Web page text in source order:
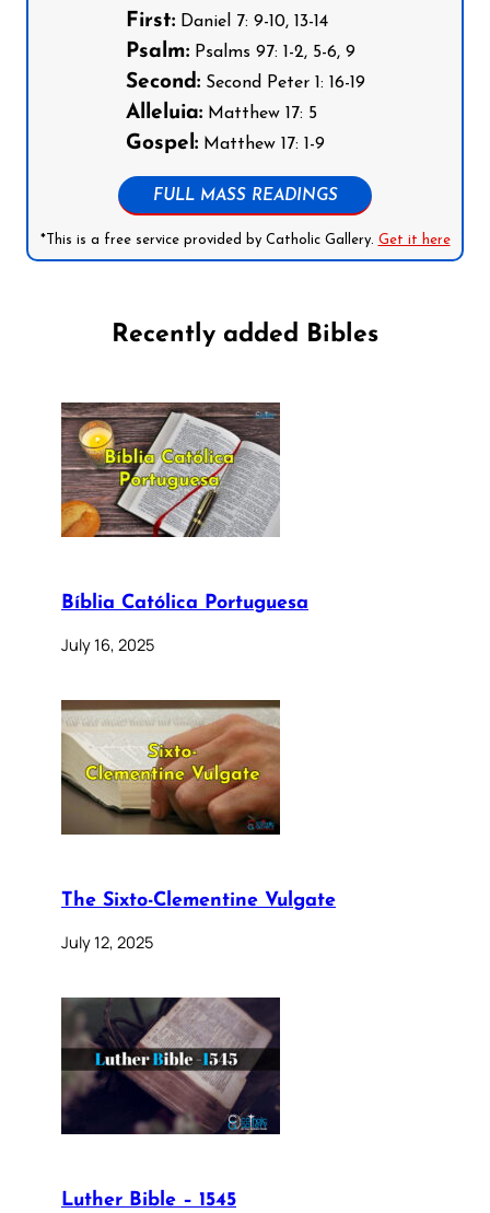
First:Daniel 7: 9-10, 13-14
Psalm:Psalms 97: 1-2, 5-6, 9
Second:Second Peter 1: 16-19
Alleluia:Matthew 17: 5
Gospel:Matthew 17: 1-9
FULL MASS READINGS
*This is a free service provided by Catholic Gallery. Get it here
Recently added Bibles
Bíblia Católica Portuguesa
July 16, 2025
The Sixto-Clementine Vulgate
July 12, 2025
Luther Bible – 1545